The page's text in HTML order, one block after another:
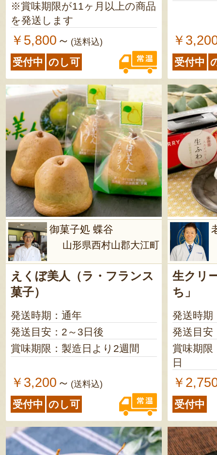
※賞味期限が11ヶ月以上の商品
を発送します
￥5,800 ～ (送料込)
受付中 のし可
￥
受付中
御菓子処 蝶谷
山形県西村山郡大江町
えくぼ美人（ラ・フランス
菓子）
発送時期：通年
発送目安：2～3日後
賞味期限：製造日より2週間
￥3,200 ～ (送料込)
受付中 のし可
生クリ
ち」
発送時期
発送目安
賞味期限
日
￥
受付中